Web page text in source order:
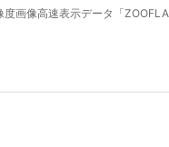
画像高速表示データ「